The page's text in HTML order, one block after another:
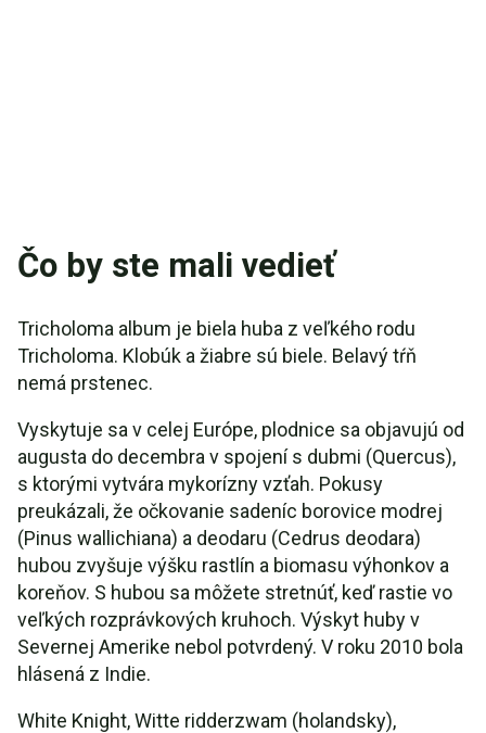
Čo by ste mali vedieť
Tricholoma album je biela huba z veľkého rodu
Tricholoma. Klobúk a žiabre sú biele. Belavý tŕň
nemá prstenec.
Vyskytuje sa v celej Európe, plodnice sa objavujú od
augusta do decembra v spojení s dubmi (Quercus),
s ktorými vytvára mykorízny vzťah. Pokusy
preukázali, že očkovanie sadeníc borovice modrej
(Pinus wallichiana) a deodaru (Cedrus deodara)
hubou zvyšuje výšku rastlín a biomasu výhonkov a
koreňov. S hubou sa môžete stretnúť, keď rastie vo
veľkých rozprávkových kruhoch. Výskyt huby v
Severnej Amerike nebol potvrdený. V roku 2010 bola
hlásená z Indie.
White Knight, Witte ridderzwam (holandsky),